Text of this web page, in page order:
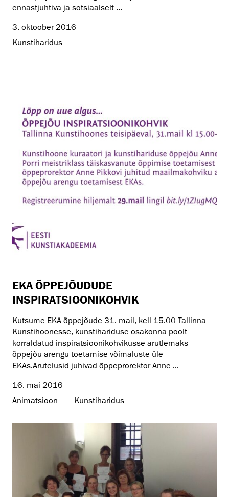
ennastjuhtiva ja sotsiaalselt ...
3. oktoober 2016
Kunstiharidus
EKA ÕPPEJÕUDUDE
INSPIRATSIOONIKOHVIK
Kutsume EKA õppejõude 31. mail, kell 15.00 Tallinna
Kunstihoonesse, kunstihariduse osakonna poolt
korraldatud inspiratsioonikohvikusse arutlemaks
õppejõu arengu toetamise võimaluste üle
EKAs.Arutelusid juhivad õppeprorektor Anne ...
16. mai 2016
Animatsioon
Kunstiharidus